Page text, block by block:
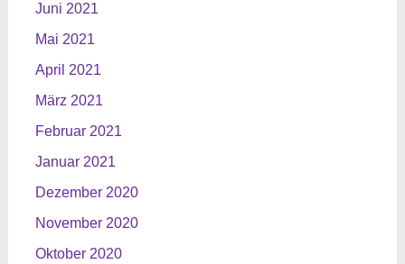
Juni 2021
Mai 2021
April 2021
März 2021
Februar 2021
Januar 2021
Dezember 2020
November 2020
Oktober 2020